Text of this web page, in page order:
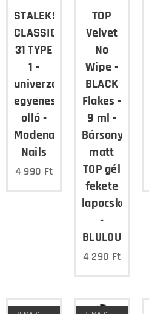
STALEKS
CLASSIC
31 TYPE
1 -
univerzális
egyenes
olló -
Modena
Nails
4 990 Ft
TOP
Velvet
No
Wipe -
BLACK
Flakes -
9 ml -
Bársonyos
matt
TOP gél
fekete
lapocskákkal
-
BLULOU
4 290 Ft